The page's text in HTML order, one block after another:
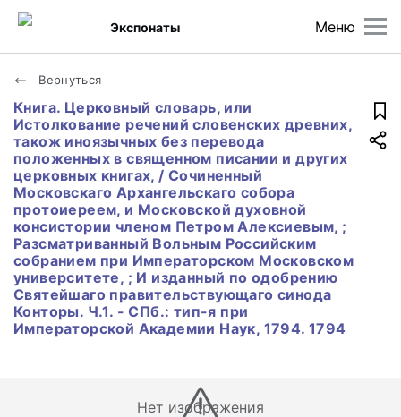
Меню
Экспонаты
Вернуться
Книга. Церковный словарь, или
Истолкование речений словенских древних,
також иноязычных без перевода
положенных в священном писании и других
церковных книгах, / Сочиненный
Московскаго Архангельскаго собора
протоиереем, и Московской духовной
консистории членом Петром Алексиевым, ;
Разсматриванный Вольным Российским
собранием при Императорском Московском
университете, ; И изданный по одобрению
Святейшаго правительствующаго синода
Конторы. Ч.1. - СПб.: тип-я при
Императорской Академии Наук, 1794. 1794
Нет изображения